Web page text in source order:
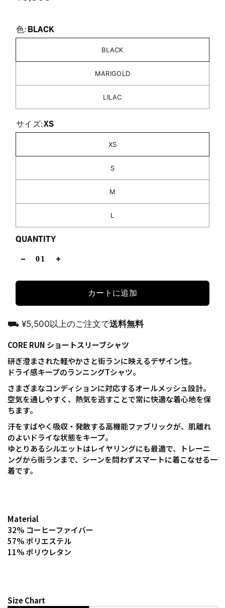
色: BLACK
BLACK
MARIGOLD
LILAC
サイズ:XS
XS
S
M
L
QUANTITY
カートに追加
⛟ ¥5,500以上のご注文で送料無料
CORE RUN ショートスリーブシャツ
研ぎ澄まされた軽やかさと街ランに映えるデザイン性。
ドライ感キープのランニングTシャツ。
さまざまなコンディションに対応するオールメッシュ設計。
空気を通しやすく、熱気を逃すことで常に快適な着心地を保
ちます。
汗をすばやく吸収・発散する高機能ファブリックが、肌離れ
のよいドライな状態をキープ。
ゆとりあるシルエットはレイヤリングにも最適で、トレーニ
ングから街ランまで、シーンを問わずスマートに着こなせる一
着です。
Material
32% コーヒーファイバー
57% ポリエステル
11% ポリウレタン
Size Chart